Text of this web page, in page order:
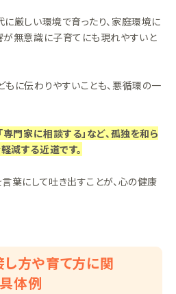
厳しい環境で育ったり、家庭環境に
が無意識に子育てにも現れやすいと
に伝わりやすいことも、悪循環の一
専門家に相談する」など、孤独を和ら
減する近道です。
葉にして吐き出すことが、心の健康
方や育て方に関
体例